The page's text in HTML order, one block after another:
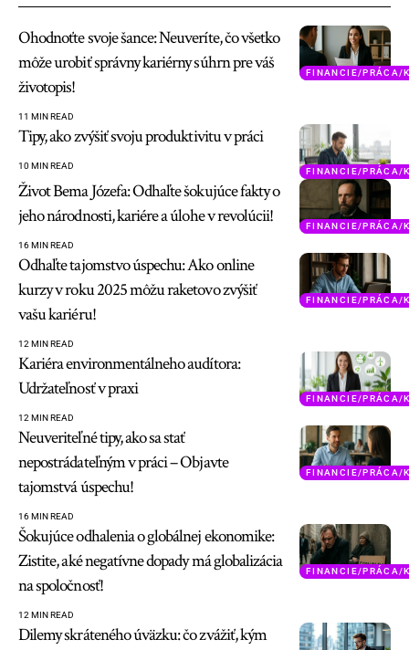
FINANCIE/PRÁCA/
Ohodnoťte svoje šance: Neuveríte, čo všetko
môže urobiť správny kariérny súhrn pre váš
životopis!
11 MIN READ
FINANCIE/PRÁCA/
Tipy, ako zvýšiť svoju produktivitu v práci
10 MIN READ
FINANCIE/PRÁCA/
Život Bema Józefa: Odhaľte šokujúce fakty o
jeho národnosti, kariére a úlohe v revolúcii!
16 MIN READ
FINANCIE/PRÁCA/
Odhaľte tajomstvo úspechu: Ako online
kurzy v roku 2025 môžu raketovo zvýšiť
vašu kariéru!
12 MIN READ
FINANCIE/PRÁCA/
Kariéra environmentálneho audítora:
Udržateľnosť v praxi
12 MIN READ
FINANCIE/PRÁCA/
Neuveriteľné tipy, ako sa stať
nepostrádateľným v práci – Objavte
tajomstvá úspechu!
16 MIN READ
FINANCIE/PRÁCA/
Šokujúce odhalenia o globálnej ekonomike:
Zistite, aké negatívne dopady má globalizácia
na spoločnosť!
12 MIN READ
Dilemy skráteného úväzku: čo zvážiť, kým